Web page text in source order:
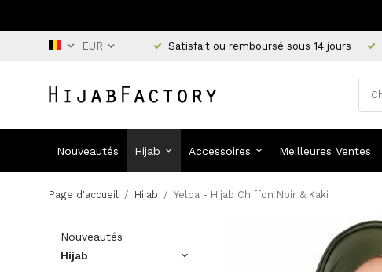
Satisfait ou remboursé sous 14 jours
Nouveautés Hijab Accessoires Meilleures Ventes
Page d'accueil / Hijab / Yelda - Hijab Chiffon Noir & Kaki
Nouveautés
Hijab